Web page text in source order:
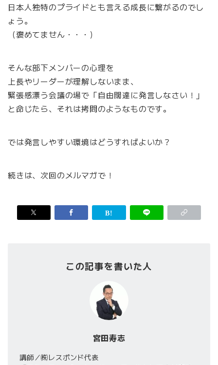
日本人独特のプライドとも言える成長に繋がるのでし
ょう。
（褒めてません・・・）
そんな部下メンバーの心理を
上長やリーダーが理解しないまま、
緊張感漂う会議の場で「自由闊達に発言しなさい！」
と命じたら、それは拷問のようなものです。
では発言しやすい環境はどうすればよいか？
続きは、次回のメルマガで！
この記事を書いた人
宮田寿志
講師／㈱レスポンド代表